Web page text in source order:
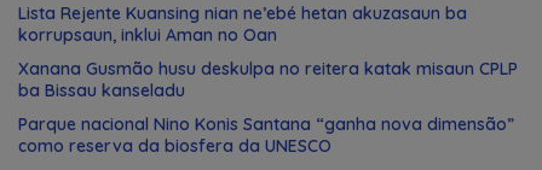
Lista Rejente Kuansing nian ne’ebé hetan akuzasaun ba
korrupsaun, inklui Aman no Oan
Xanana Gusmão husu deskulpa no reitera katak misaun CPLP
ba Bissau kanseladu
Parque nacional Nino Konis Santana “ganha nova dimensão”
como reserva da biosfera da UNESCO